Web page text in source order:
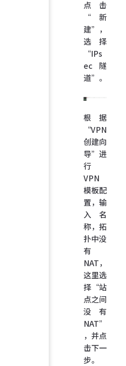
点击
“新
建”，
选择
“IPs
ec 隧
道”。
根据
“VPN
创建向
导”进
行
VPN
模板配
置，输
入名
称，拓
扑中没
有
NAT，
这里选
择“站
点之间
没有
NAT”
，并点
击下一
步。